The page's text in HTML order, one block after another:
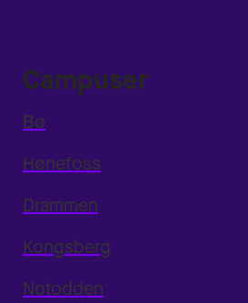
Campuser
Bø
Hønefoss
Drammen
Kongsberg
Notodden